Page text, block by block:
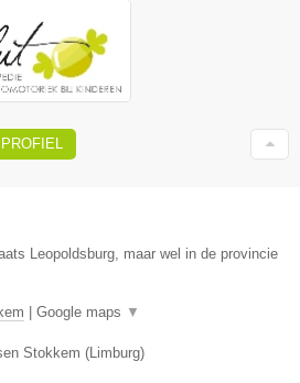
Leopoldsburg, maar wel in de provincie
Google maps ▼
Stokkem ( Limburg)